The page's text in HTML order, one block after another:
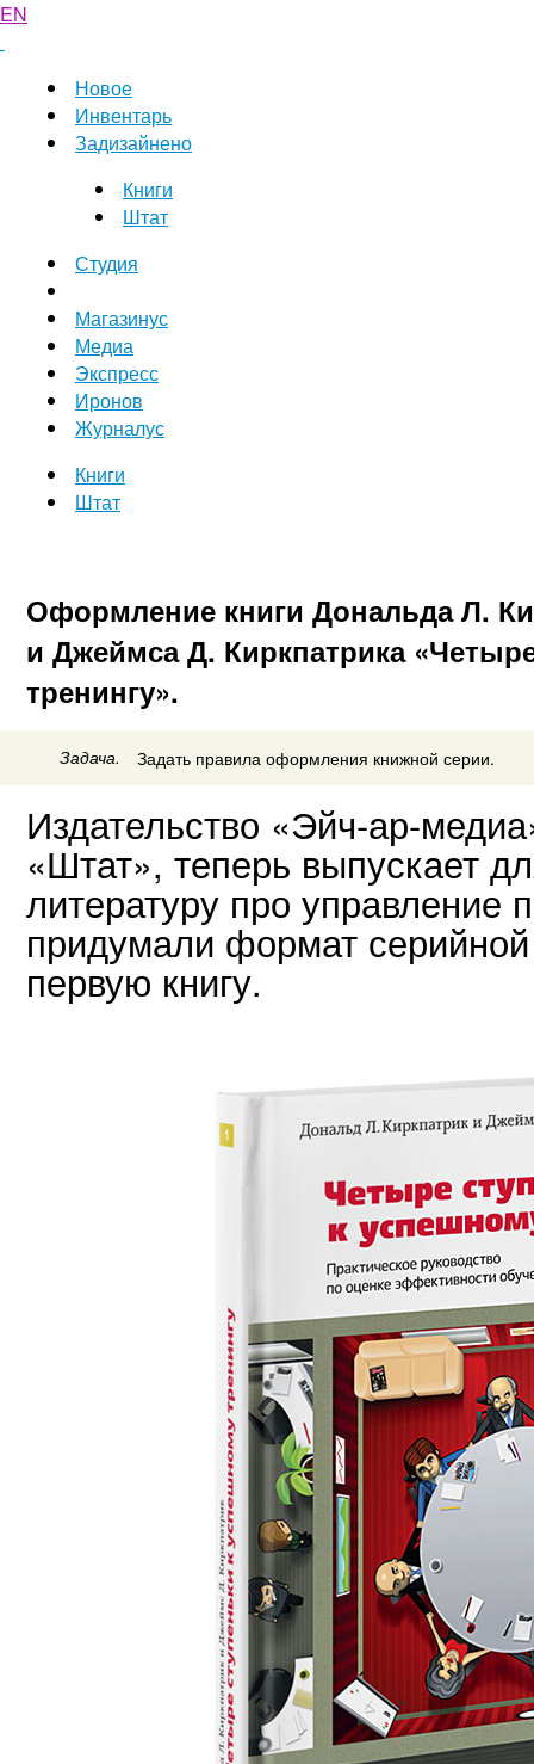
EN
Новое
Инвентарь
Задизайнено
Книги
Штат
Студия
Магазинус
Медиа
Экспресс
Иронов
Журналус
Книги
Штат
Оформление книги Дональда Л.
и Джеймса Д. Киркпатрика
тренингу».
Задача. Задать правила оформления книжной серии.
Издательство «Эйч-ар-
«Штат», теперь выпускает
литературу про управление
придумали формат
первую книгу.